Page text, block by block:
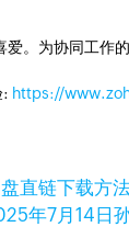
爱。为协同工作
: https://
直链下载方
年7月14日